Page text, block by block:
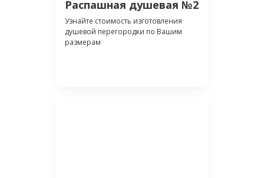
Распашная душевая №2
Узнайте стоимость изготовления
душевой перегородки по Вашим
размерам